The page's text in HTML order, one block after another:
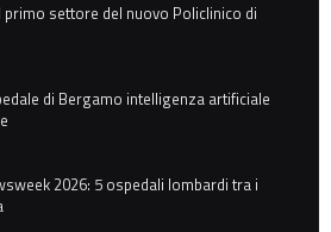
settore del nuovo Policlinico di
di Bergamo intelligenza artificiale
2026: 5 ospedali lombardi tra i